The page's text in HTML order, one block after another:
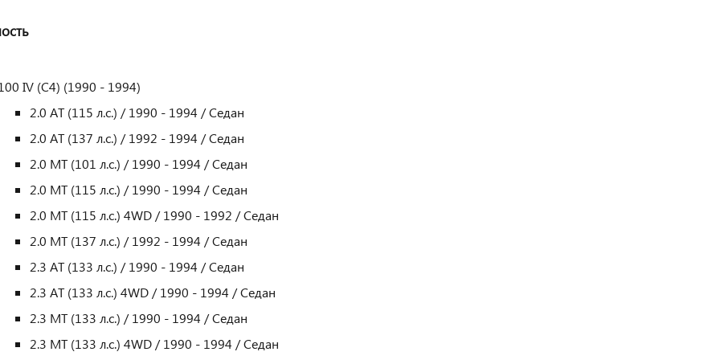
IV (C4) (1990 - 1994)
2.0 AT (115 л.с.) / 1990 - 1994 / Седан
2.0 AT (137 л.с.) / 1992 - 1994 / Седан
2.0 MT (101 л.с.) / 1990 - 1994 / Седан
2.0 MT (115 л.с.) / 1990 - 1994 / Седан
2.0 MT (115 л.с.) 4WD / 1990 - 1992 / Седан
2.0 MT (137 л.с.) / 1992 - 1994 / Седан
2.3 AT (133 л.с.) / 1990 - 1994 / Седан
2.3 AT (133 л.с.) 4WD / 1990 - 1994 / Седан
2.3 MT (133 л.с.) / 1990 - 1994 / Седан
2.3 MT (133 л.с.) 4WD / 1990 - 1994 / Седан